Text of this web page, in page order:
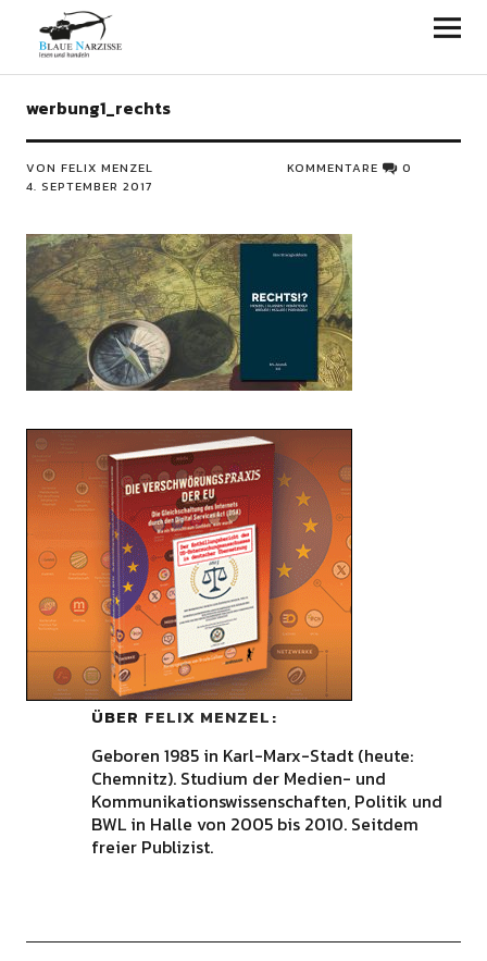
Blaue Narzisse
werbung1_rechts
VON FELIX MENZEL
4. SEPTEMBER 2017
KOMMENTARE 0
ÜBER FELIX MENZEL
Geboren 1985 in Karl-Marx-Stadt (heute:
Chemnitz). Studium der Medien- und
Kommunikationswissenschaften, Politik und
BWL in Halle von 2005 bis 2010. Seitdem
freier Publizist.